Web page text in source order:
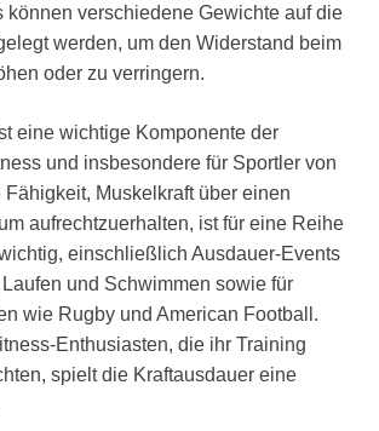
können verschiedene Gewichte auf die
werden, um den Widerstand beim
oder zu verringern.
eine wichtige Komponente der
und insbesondere für Sportler von
Fähigkeit, Muskelkraft über einen
aufrechtzuerhalten, ist für eine Reihe
einschließlich Ausdauer-Events
und Schwimmen sowie für
wie Rugby und American Football.
Enthusiasten, die ihr Training
spielt die Kraftausdauer eine